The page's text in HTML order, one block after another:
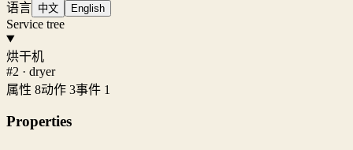
语言 中文 English
Service tree
烘干机
#2 · dryer
属性 8动作 3事件 1
Properties